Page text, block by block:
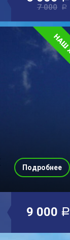
7 000 a
9 000 a
Подробнее